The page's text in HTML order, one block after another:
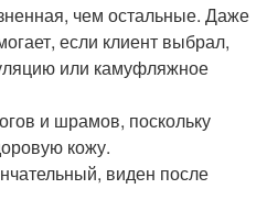
чем остальные. Даже
если клиент выбрал,
или камуфляжное
и шрамов, поскольку
кожу.
виден после